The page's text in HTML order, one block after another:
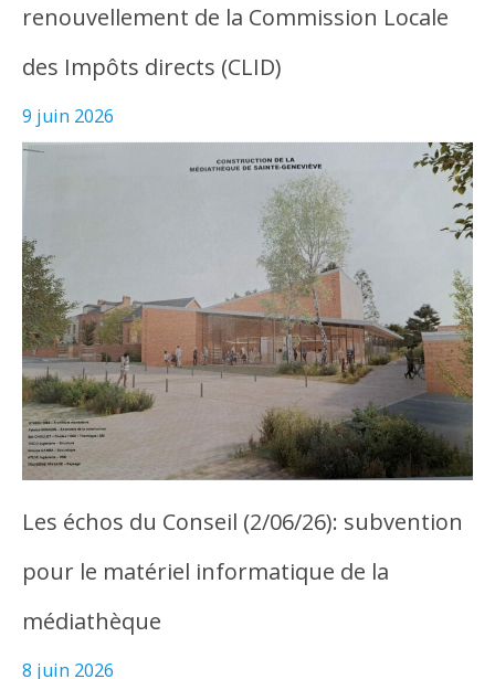
renouvellement de la Commission Locale
des Impôts directs (CLID)
9 juin 2026
Les échos du Conseil (2/06/26): subvention
pour le matériel informatique de la
médiathèque
8 juin 2026